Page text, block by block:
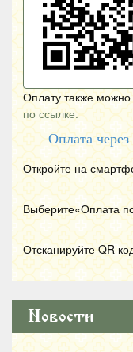
Оплату также можно
по ссылке.
Оплата
Откройте на
Выберите«Оплата
Отсканируйте QR
Новости